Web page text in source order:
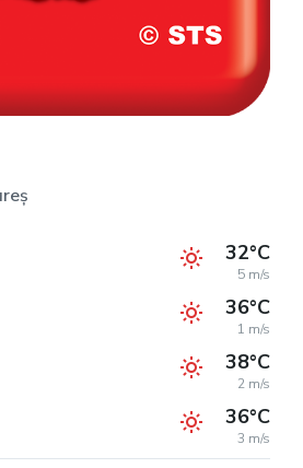
32°C
5 m/s
36°C
1 m/s
38°C
2 m/s
36°C
3 m/s